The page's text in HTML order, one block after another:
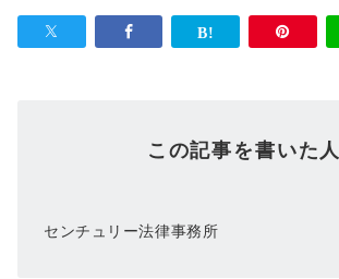
この記事を書いた人
センチュリー法律事務所